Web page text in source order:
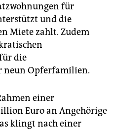
für
und die
Miete zahlt. Zudem
die
neun Opferfamilien.
einer
Euro an Angehörige
klingt nach einer